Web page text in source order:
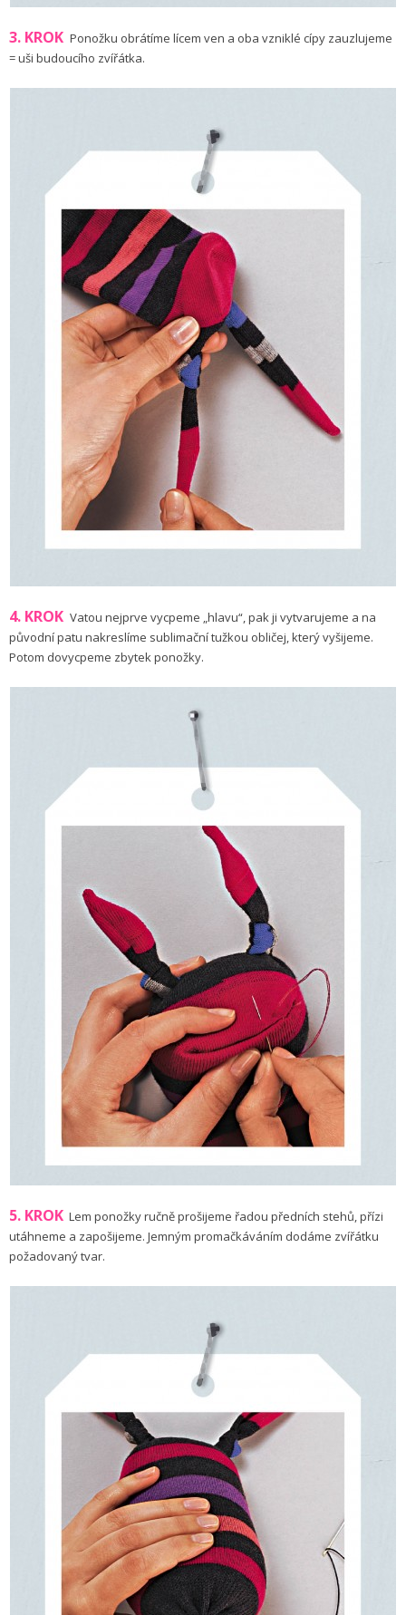
3. KROK Ponožku obrátíme lícem ven a oba vzniklé cípy zauzlujeme
= uši budoucího zvířátka.
4. KROK Vatou nejprve vycpe­me „hlavu“, pak ji vytvarujeme a na
původní patu nakreslíme sublimační tužkou obličej, který vyšijeme.
Potom dovy­cpeme zbytek ponožky.
5. KROK Lem ponožky ručně prošijeme řadou předních stehů, přízi
utáhneme a zapošijeme. Jemným promačkáváním dodáme zvířátku
požadovaný tvar.